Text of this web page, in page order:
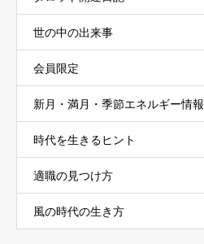
世の中の出来事
会員限定
新月・満月・季節エネルギー情報
時代を生きるヒント
適職の見つけ方
風の時代の生き方